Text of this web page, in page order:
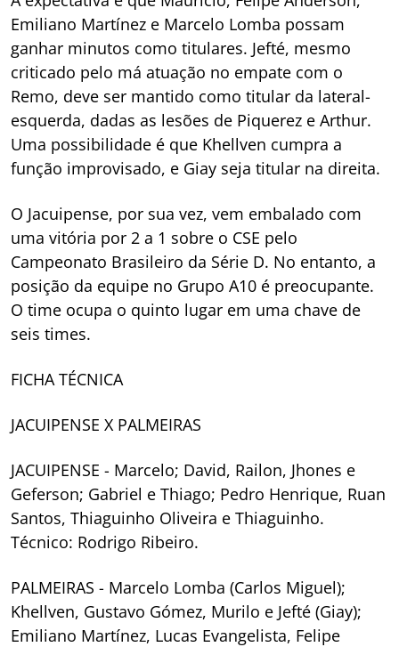
Emiliano Martínez e Marcelo Lomba possam
ganhar minutos como titulares. Jefté, mesmo
criticado pelo má atuação no empate com o
Remo, deve ser mantido como titular da lateral-
esquerda, dadas as lesões de Piquerez e Arthur.
Uma possibilidade é que Khellven cumpra a
função improvisado, e Giay seja titular na direita.
O Jacuipense, por sua vez, vem embalado com
uma vitória por 2 a 1 sobre o CSE pelo
Campeonato Brasileiro da Série D. No entanto, a
posição da equipe no Grupo A10 é preocupante.
O time ocupa o quinto lugar em uma chave de
seis times.
FICHA TÉCNICA
JACUIPENSE X PALMEIRAS
JACUIPENSE - Marcelo; David, Railon, Jhones e
Geferson; Gabriel e Thiago; Pedro Henrique, Ruan
Santos, Thiaguinho Oliveira e Thiaguinho.
Técnico: Rodrigo Ribeiro.
PALMEIRAS - Marcelo Lomba (Carlos Miguel);
Khellven, Gustavo Gómez, Murilo e Jefté (Giay);
Emiliano Martínez, Lucas Evangelista, Felipe